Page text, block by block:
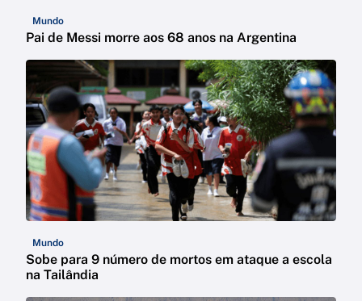
Mundo
Pai de Messi morre aos 68 anos na Argentina
Mundo
Sobe para 9 número de mortos em ataque a escola
na Tailândia